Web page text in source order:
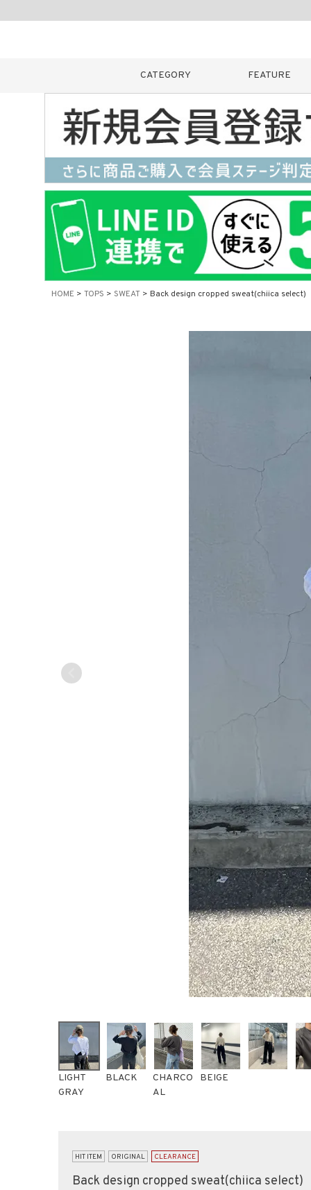
CATEGORY FEATURE
キーワード
販売タイプ
新着
カラー
HOME TOPS SWEAT Back design cropped sweat(chiica select)
LIGHT
GRAY
BLACK
CHARCO
AL
BEIGE
HIT ITEM ORIGINAL CLEARANCE
Back design cropped sweat(chiica select)